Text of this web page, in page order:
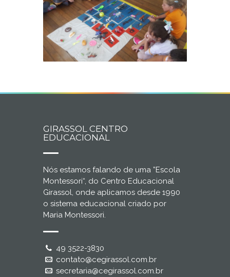
GIRASSOL CENTRO
EDUCACIONAL
Nós estamos falando de uma ”Escola
Montessori“, do Centro Educacional
Girassol, onde aplicamos desde 1990
o sistema educacional criado por
Maria Montessori.
49 3522-3830
contato@cegirassol.com.br
secretaria@cegirassol.com.br